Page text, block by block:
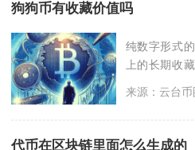
狗狗币有收藏价值吗
纯数字形式
上的长期收
来源：云台币
代币在区块链里面怎么生成的